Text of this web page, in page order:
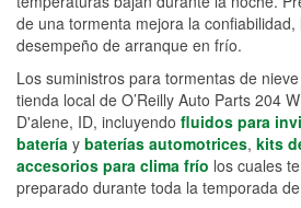
de una tormenta mejora la confiabilidad,
desempeño de arranque en frío.
Los suministros para tormentas de
tienda local de O’Reilly Auto Parts 204
D'alene, ID, incluyendo fluidos para
batería y baterías automotrices, kits
accesorios para clima frío los cuales
preparado durante toda la temporada